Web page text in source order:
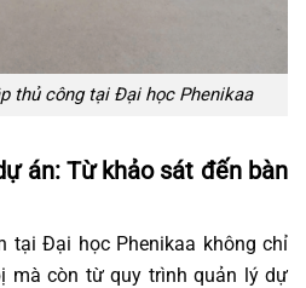
thủ công tại Đại học Phenikaa
án: Từ khảo sát đến bàn
tại Đại học Phenikaa không chỉ
mà còn từ quy trình quản lý dự